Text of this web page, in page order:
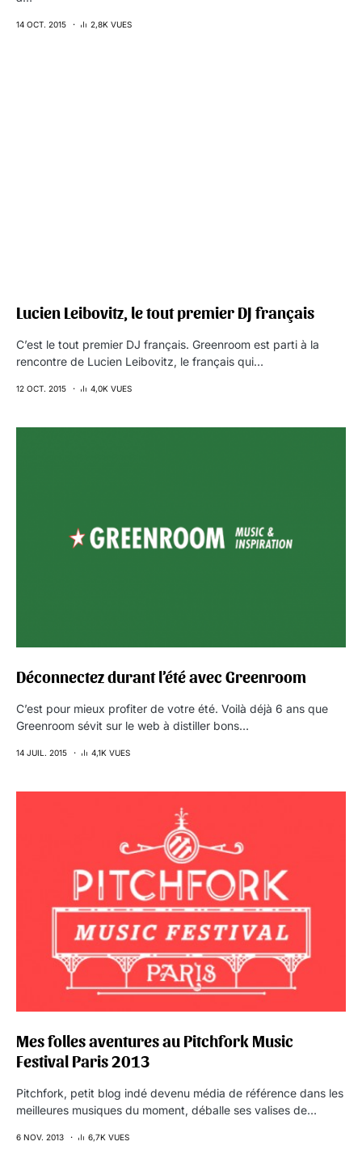
14 OCT. 2015 2,8K VUES
Lucien Leibovitz, le tout premier DJ français
C’est le tout premier DJ français. Greenroom est parti à la
rencontre de Lucien Leibovitz, le français qui…
12 OCT. 2015 4,0K VUES
Déconnectez durant l’été avec Greenroom
C’est pour mieux profiter de votre été. Voilà déjà 6 ans que
Greenroom sévit sur le web à distiller bons…
14 JUIL. 2015 4,1K VUES
Mes folles aventures au Pitchfork Music
Festival Paris 2013
Pitchfork, petit blog indé devenu média de référence dans les
meilleures musiques du moment, déballe ses valises de…
6 NOV. 2013 6,7K VUES